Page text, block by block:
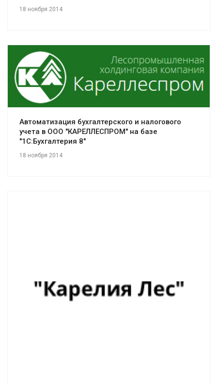
18 ноября 2014
Смотреть проект
Автоматизация бухгалтерского и налогового
учета в ООО "КАРЕЛЛЕСПРОМ" на базе
"1С:Бухгалтерия 8"
18 ноября 2014
Смотреть проект